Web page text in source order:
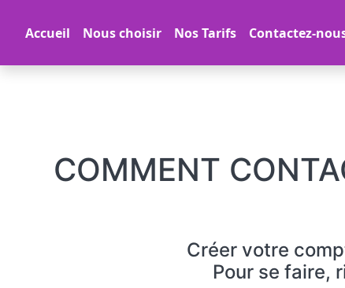
Accueil Nous choisir Nos Tarifs Contactez-
COMMENT
Créer votre
Pour se faire,